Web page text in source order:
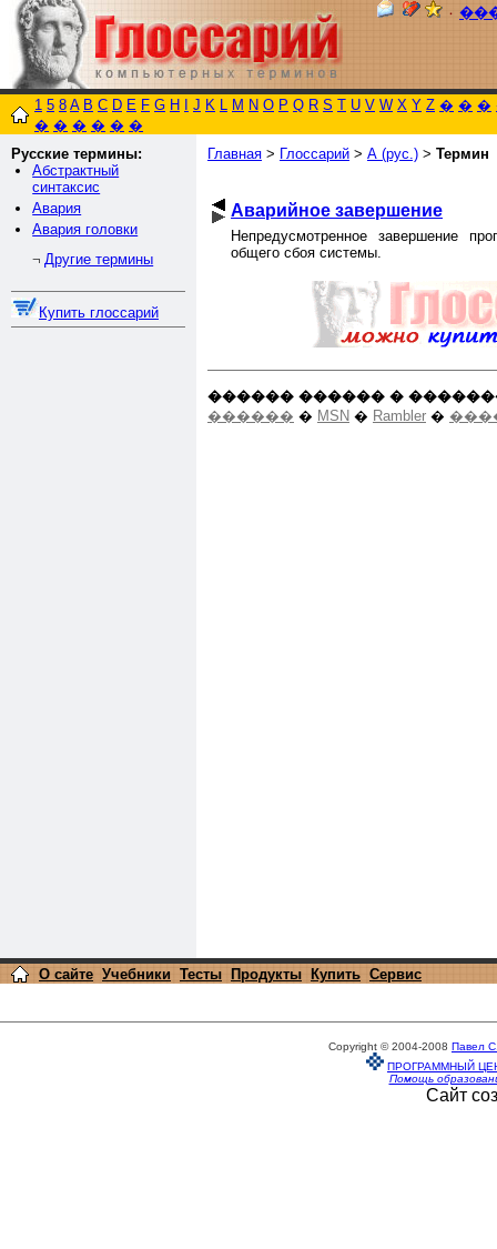
٠
1 5 8 A B C D E F G H J K L M N O P Q R S T U V W X Y Z � � �
� � � � � �
Русские термины:
Абстрактный
синтаксис
Авария
Авария головки
¬ Другие термины
Купить глоссарий
Главная > Глоссарий > А (рус.) > Термин
Аварийное завершение
Непредусмотренное завершение
общего сбоя системы.
������ ������ �
������ � MSN � Rambler �
О сайте Учебники Тесты Продукты Купить Сервис
Copyright © 2004-2008 Павел
ПРОГРАММНЫЙ
Помощь
Сайт